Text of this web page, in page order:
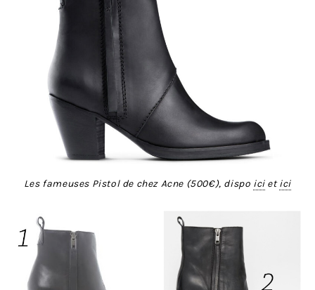
Les fameuses Pistol de chez Acne (500€), dispo icietici